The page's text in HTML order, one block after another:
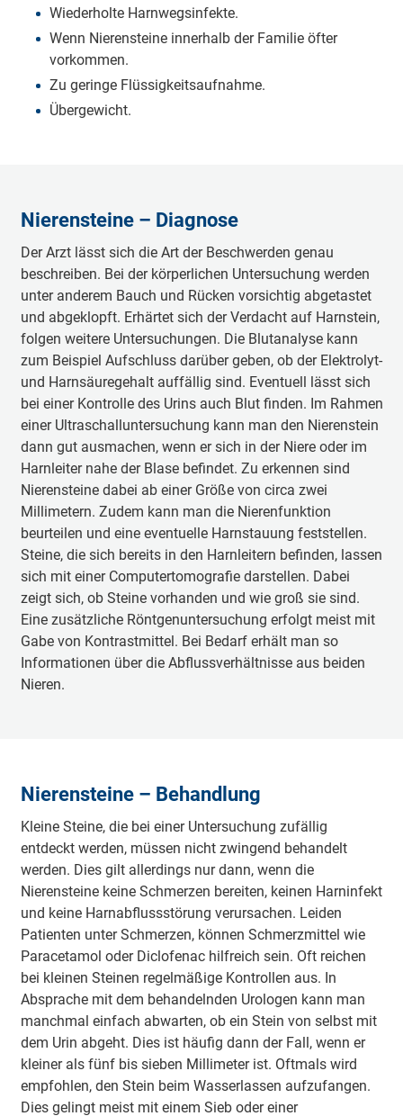
Wiederholte Harnwegsinfekte.
Wenn Nierensteine innerhalb der Familie öfter
vorkommen.
Zu geringe Flüssigkeitsaufnahme.
Übergewicht.
Nierensteine – Diagnose
Der Arzt lässt sich die Art der Beschwerden genau
beschreiben. Bei der körperlichen Untersuchung werden
unter anderem Bauch und Rücken vorsichtig abgetastet
und abgeklopft. Erhärtet sich der Verdacht auf Harnstein,
folgen weitere Untersuchungen. Die Blutanalyse kann
zum Beispiel Aufschluss darüber geben, ob der Elektrolyt-
und Harnsäuregehalt auffällig sind. Eventuell lässt sich
bei einer Kontrolle des Urins auch Blut finden. Im Rahmen
einer Ultraschalluntersuchung kann man den Nierenstein
dann gut ausmachen, wenn er sich in der Niere oder im
Harnleiter nahe der Blase befindet. Zu erkennen sind
Nierensteine dabei ab einer Größe von circa zwei
Millimetern. Zudem kann man die Nierenfunktion
beurteilen und eine eventuelle Harnstauung feststellen.
Steine, die sich bereits in den Harnleitern befinden, lassen
sich mit einer Computertomografie darstellen. Dabei
zeigt sich, ob Steine vorhanden und wie groß sie sind.
Eine zusätzliche Röntgenuntersuchung erfolgt meist mit
Gabe von Kontrastmittel. Bei Bedarf erhält man so
Informationen über die Abflussverhältnisse aus beiden
Nieren.
Nierensteine – Behandlung
Kleine Steine, die bei einer Untersuchung zufällig
entdeckt werden, müssen nicht zwingend behandelt
werden. Dies gilt allerdings nur dann, wenn die
Nierensteine keine Schmerzen bereiten, keinen Harninfekt
und keine Harnabflussstörung verursachen. Leiden
Patienten unter Schmerzen, können Schmerzmittel wie
Paracetamol oder Diclofenac hilfreich sein. Oft reichen
bei kleinen Steinen regelmäßige Kontrollen aus. In
Absprache mit dem behandelnden Urologen kann man
manchmal einfach abwarten, ob ein Stein von selbst mit
dem Urin abgeht. Dies ist häufig dann der Fall, wenn er
kleiner als fünf bis sieben Millimeter ist. Oftmals wird
empfohlen, den Stein beim Wasserlassen aufzufangen.
Dies gelingt meist mit einem Sieb oder einer